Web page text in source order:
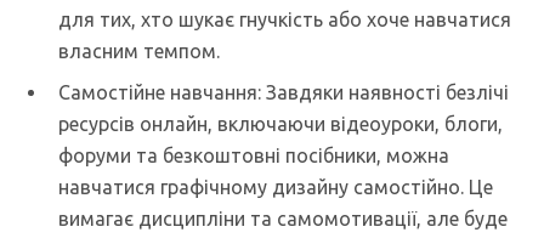
для тих, хто шукає гнучкість або хоче навчатися
власним темпом.
Самостійне навчання: Завдяки наявності безлічі
ресурсів онлайн, включаючи відеоуроки, блоги,
форуми та безкоштовні посібники, можна
навчатися графічному дизайну самостійно. Це
вимагає дисципліни та самомотивації, але буде